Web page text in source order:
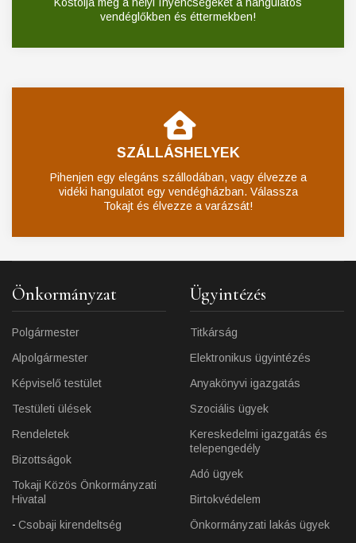
Kóstolja meg a helyi ínyencségeket a hangulatos
vendéglőkben és éttermekben!
SZÁLLÁSHELYEK
Pihenjen egy elegáns szállodában, vagy élvezze a
vidéki hangulatot egy vendégházban. Válassza
Tokajt és élvezze a varázsát!
Önkormányzat
Polgármester
Alpolgármester
Képviselő testület
Testületi ülések
Rendeletek
Bizottságok
Tokaji Közös Önkormányzati
Hivatal
Csobaji kirendeltség
Ügyintézés
Titkárság
Elektronikus ügyintézés
Anyakönyvi igazgatás
Szociális ügyek
Kereskedelmi igazgatás és
telepengedély
Adó ügyek
Birtokvédelem
Önkormányzati lakás ügyek